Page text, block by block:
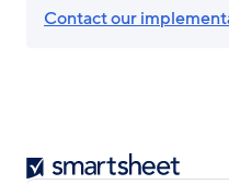
Contact our
Smartsheet